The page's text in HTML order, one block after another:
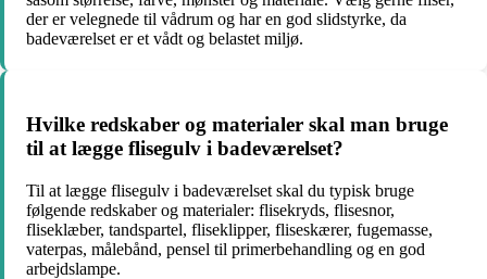
der er velegnede til vådrum og har en god slidstyrke, da
badeværelset er et vådt og belastet miljø.
Hvilke redskaber og materialer skal man bruge
til at lægge flisegulv i badeværelset?
Til at lægge flisegulv i badeværelset skal du typisk bruge
følgende redskaber og materialer: flisekryds, flisesnor,
fliseklæber, tandspartel, fliseklipper, fliseskærer, fugemasse,
vaterpas, målebånd, pensel til primerbehandling og en god
arbejdslampe.